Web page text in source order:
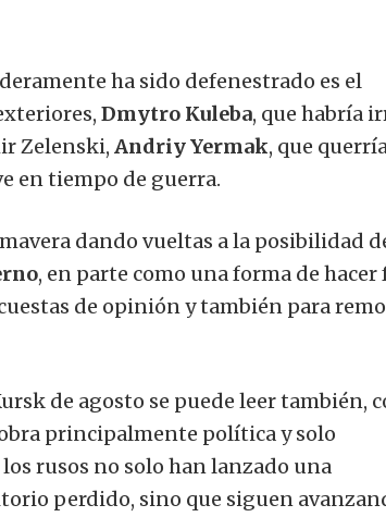
ha sido defenestrado es el
Dmytro Kuleba, que habría
Zelenski, Andriy Yermak, que
en tiempo de guerra.
dando vueltas a la posibilidad
, en parte como una forma de hacer
de opinión y también para
de agosto se puede leer también,
principalmente política y solo
rusos no solo han lanzado una
perdido, sino que siguen